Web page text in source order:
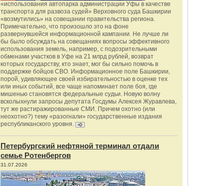
«использования автопарка администрации Уфы в качестве
транспорта для развоза судей» Верховного суда Башкирии
«возмутились» на совещании правительства региона.
Примечательно, что произошло это на фоне
развернувшейся информационной кампании. Не лучше ли
бы было обсуждать на совещаниях вопросы эффективного
использования земель, например, с подозрительными
обменами участков в Уфе на 21 млрд рублей, возврат
которых государству, кто знает, мог бы сильно помочь в
поддержке бойцов СВО. Информационное поле Башкирии,
порой, удивляющее своей избирательностью в оценке тех
или иных событий, все чаще напоминает поле боя, где
мишенью становятся федеральные судьи. Новую волну
всколыхнули запросы депутата Госдумы Алексея Журавлева,
тут же растиражированные СМИ. Причем охотно (или
неохотно?) тему «разогнали» государственные издания
республиканского уровня.
Петербургский нефтяной терминал отдали
семье Ротенбергов
31.07.2026